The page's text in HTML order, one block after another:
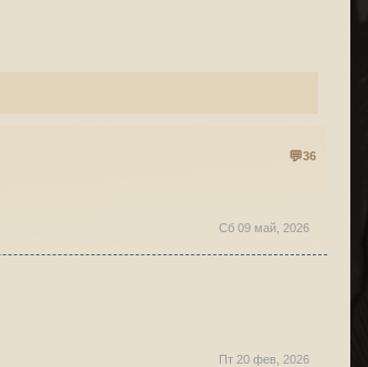
36
Сб 09 май, 2026
Пт 20 фев, 2026